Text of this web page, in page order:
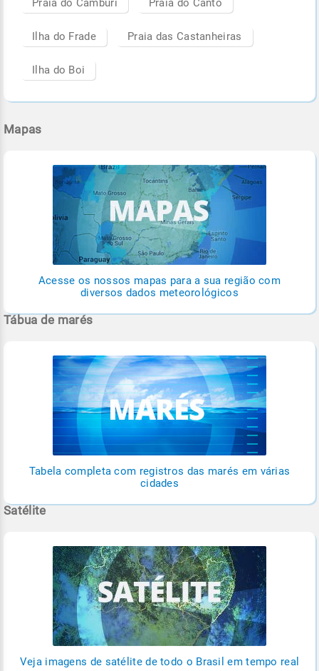
Praia do Camburi Praia do Canto
Ilha do Frade Praia das Castanheiras
Ilha do Boi
Mapas
Acesse os nossos mapas para a sua região com
diversos dados meteorológicos
Tábua de marés
Tabela completa com registros das marés em várias
cidades
Satélite
Veja imagens de satélite de todo o Brasil em tempo real